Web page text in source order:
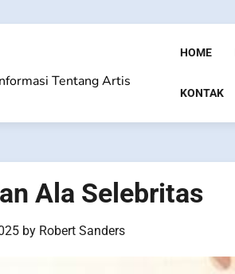
Tentang Artis
HOME
KONTAK
Ala Selebritas
by Robert Sanders